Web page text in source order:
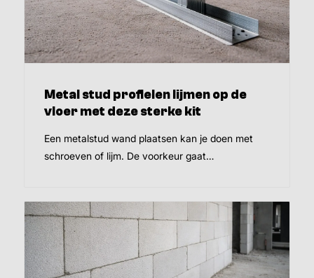
Metal stud profielen lijmen op de
vloer met deze sterke kit
Een metalstud wand plaatsen kan je doen met
schroeven of lijm. De voorkeur gaat…